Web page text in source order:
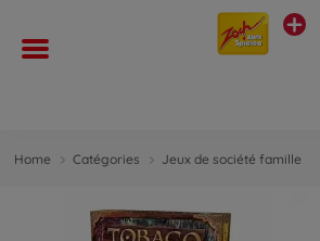
Home Catégories Jeux de société famille